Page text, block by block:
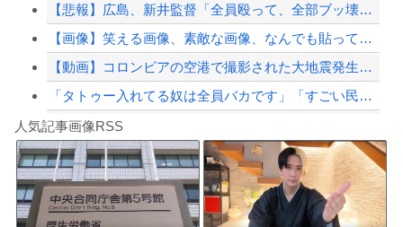
【緊急速報】NYで警官が黒人男性の首を絞め、暴動第二波不可避へ
Powered by livedoor 相互RSS
【悲報】広島、新井監督「全員殴って、全部ブッ壊してから辞めたい」
【画像】笑える画像、素敵な画像、なんでも貼っていけｗｗｗｗｗ
【動画】コロンビアの空港で撮影された大地震発生の瞬間。揺れが長過ぎる(@_@;)
「タトゥー入れてる奴は全員バカです」「すごい民度低い」この道23年の彫り師You...
電車女「まもなくアクメが参ります。ご注意ください」
8/4のニュース
日本旅行キャンセルすべきか…1万年ぶり史上最大級の火山の兆し＝韓国の反応
人気記事画像RSS